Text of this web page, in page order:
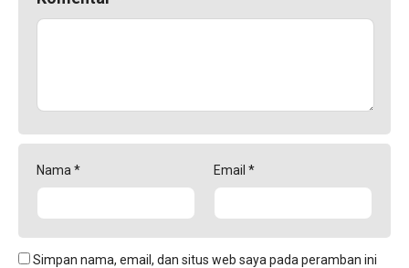
Nama * Email *
Simpan nama, email, dan situs web saya pada peramban ini